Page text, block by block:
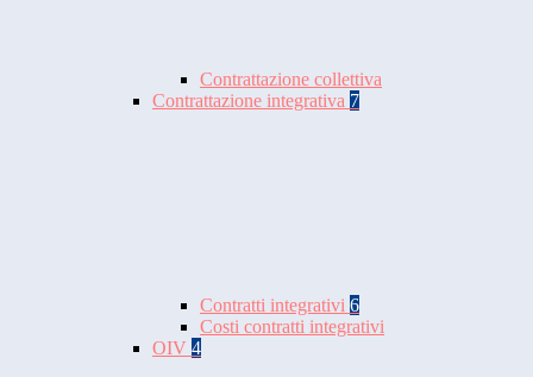
Contrattazione collettiva
Contrattazione integrativa 7
Contratti integrativi 6
Costi contratti integrativi
OIV 4